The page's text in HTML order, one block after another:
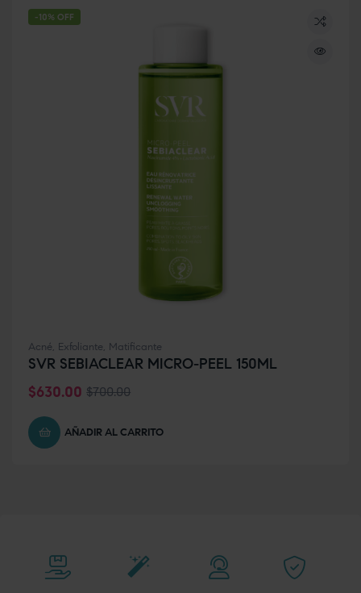
-10% OFF
Acné, Exfoliante, Matificante
SVR SEBIACLEAR MICRO-PEEL 150ML
$700.00
$630.00
AÑADIR AL CARRITO